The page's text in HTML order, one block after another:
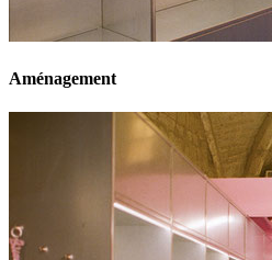
Aménagement